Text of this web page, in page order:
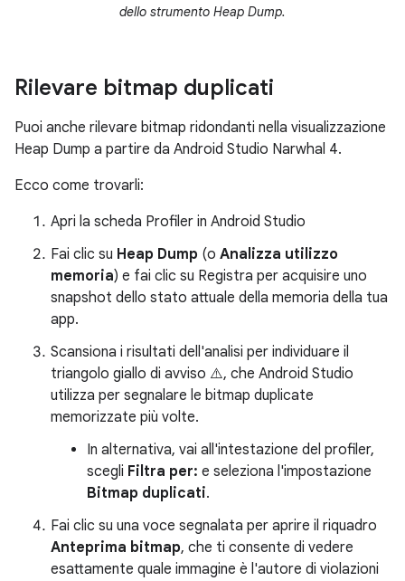
dello strumento Heap Dump.
Rilevare bitmap duplicati
Puoi anche rilevare bitmap ridondanti nella visualizzazione
Heap Dump a partire da Android Studio Narwhal 4.
Ecco come trovarli:
Apri la scheda Profiler in Android Studio
Fai clic su Heap Dump (o Analizza utilizzo
memoria) e fai clic su Registra per acquisire uno
snapshot dello stato attuale della memoria della tua
app.
Scansiona i risultati dell'analisi per individuare il
triangolo giallo di avviso ⚠️, che Android Studio
utilizza per segnalare le bitmap duplicate
memorizzate più volte.
In alternativa, vai all'intestazione del profiler,
scegli Filtra per: e seleziona l'impostazione
Bitmap duplicati.
Fai clic su una voce segnalata per aprire il riquadro
Anteprima bitmap, che ti consente di vedere
esattamente quale immagine è l'autore di violazioni